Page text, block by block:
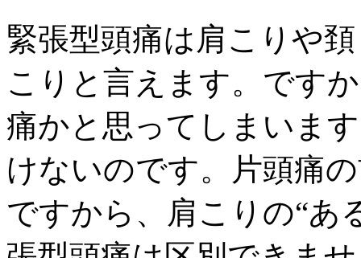
緊張型頭痛は肩こりや
こりと言えます。です
痛かと思ってしまいま
けないのです。片頭痛
ですから、肩こりの“あ